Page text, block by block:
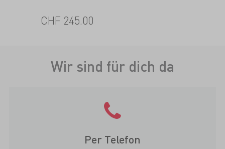
CHF 245.00
Wir sind für dich da
Per Telefon